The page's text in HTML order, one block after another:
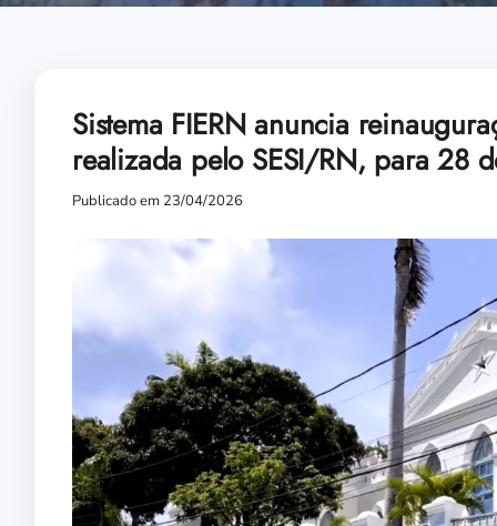
Sistema FIERN anuncia
realizada pelo SESI/RN, para 28
Publicado em 23/04/2026